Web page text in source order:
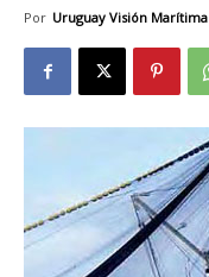
Por Uruguay Visión Marítima